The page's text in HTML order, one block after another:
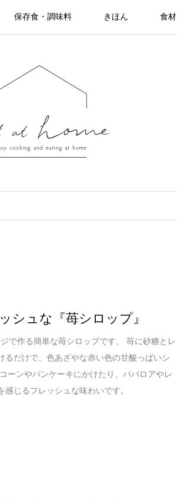
保存食・調味料 きほん 食材
シュな『苺シロップ』
で作る簡単な苺シロップです。 苺に砂糖とレ
るだけで、色あざやな赤い色の甘酸っぱいシ
ーンやパンケーキにかけたり、ババロアやレ
じるフレッシュな味わいです。